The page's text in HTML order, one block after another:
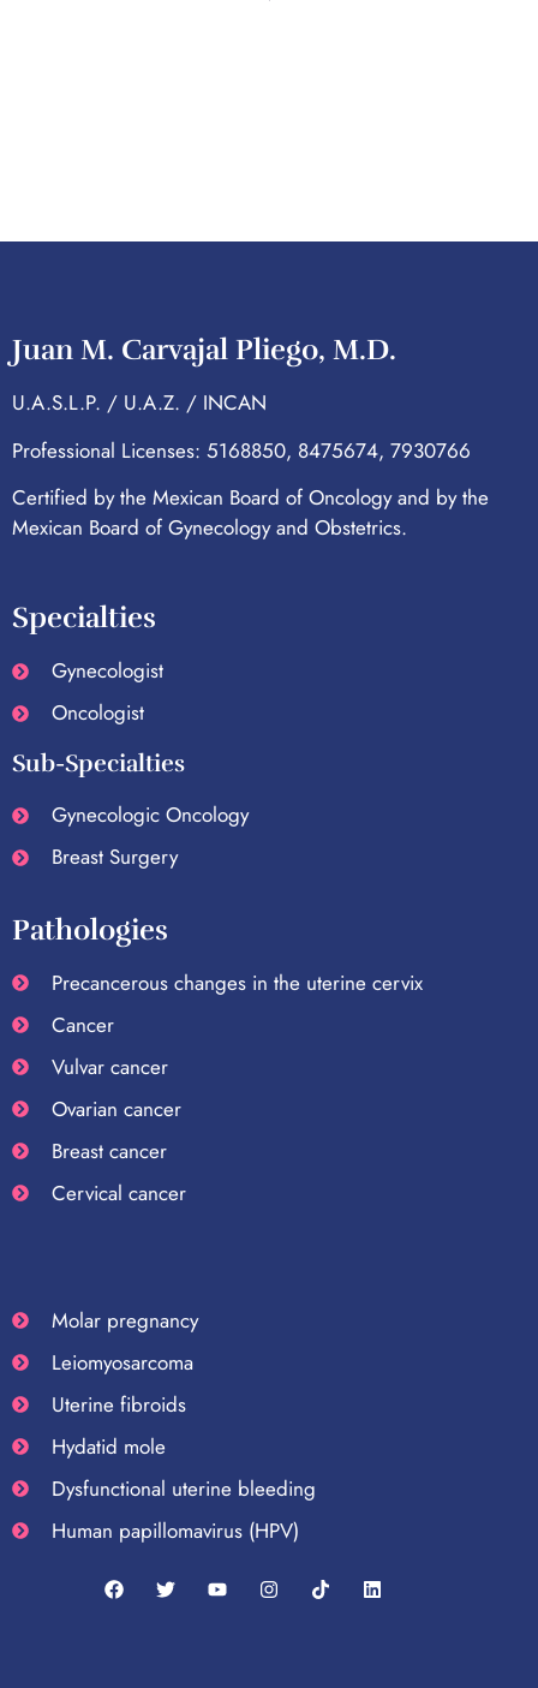
Juan M. Carvajal Pliego, M.D.
U.A.S.L.P. / U.A.Z. / INCAN
Professional Licenses: 5168850, 8475674, 7930766
Certified by the Mexican Board of Oncology and by the
Mexican Board of Gynecology and Obstetrics.
Specialties
Gynecologist
Oncologist
Sub-Specialties
Gynecologic Oncology
Breast Surgery
Pathologies
Precancerous changes in the uterine cervix
Cancer
Vulvar cancer
Ovarian cancer
Breast cancer
Cervical cancer
Molar pregnancy
Leiomyosarcoma
Uterine fibroids
Hydatid mole
Dysfunctional uterine bleeding
Human papillomavirus (HPV)